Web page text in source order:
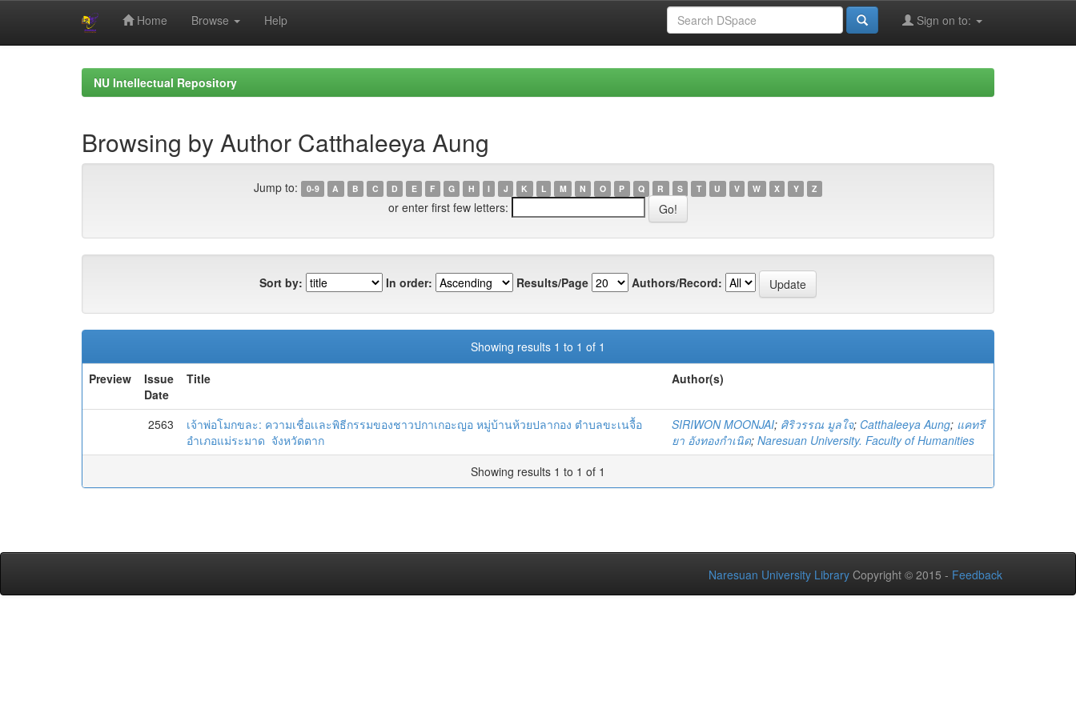
Home Browse Help Sign on to:
NU Intellectual Repository
Browsing by Author Catthaleeya Aung
Jump to: 0-9 A B C D E F G H I J K L M N O P Q R S T U V W X Y Z
or enter first few letters:
Sort by: In order: Results/Page Authors/Record:
Showing results 1 to 1 of 1
Preview
Issue
Date
Title Author(s)
2563
เจ้าพ่อโมกขละ: ความเชื่อเเละพิธีกรรมของชาวปกาเกอะญอ หมู่บ้านห้วยปลากอง ตำบลขะเนจื้อ
อำเภอแม่ระมาด จังหวัดตาก
SIRIWON MOONJAI; ศิริวรรณ มูลใจ; Catthaleeya Aung; แคทรี
ยา อังทองกำเนิด; Naresuan University. Faculty of Humanities
Showing results 1 to 1 of 1
Naresuan University Library Copyright © 2015 - Feedback